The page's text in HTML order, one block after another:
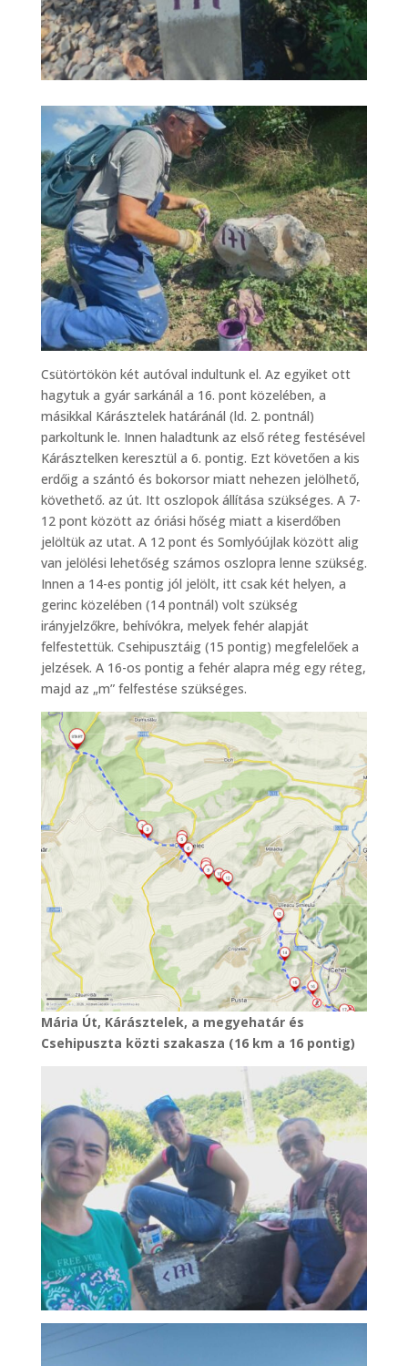
Csütörtökön két autóval indultunk el. Az egyiket ott
hagytuk a gyár sarkánál a 16. pont közelében, a
másikkal Kárásztelek határánál (ld. 2. pontnál)
parkoltunk le. Innen haladtunk az első réteg festésével
Kárásztelken keresztül a 6. pontig. Ezt követően a kis
erdőig a szántó és bokorsor miatt nehezen jelölhető,
követhető. az út. Itt oszlopok állítása szükséges. A 7-
12 pont között az óriási hőség miatt a kiserdőben
jelöltük az utat. A 12 pont és Somlyóújlak között alig
van jelölési lehetőség számos oszlopra lenne szükség.
Innen a 14-es pontig jól jelölt, itt csak két helyen, a
gerinc közelében (14 pontnál) volt szükség
irányjelzőkre, behívókra, melyek fehér alapját
felfestettük. Csehipusztáig (15 pontig) megfelelőek a
jelzések. A 16-os pontig a fehér alapra még egy réteg,
majd az „m” felfestése szükséges.
Mária Út, Kárásztelek, a megyehatár és
Csehipuszta közti szakasza (16 km a 16 pontig)